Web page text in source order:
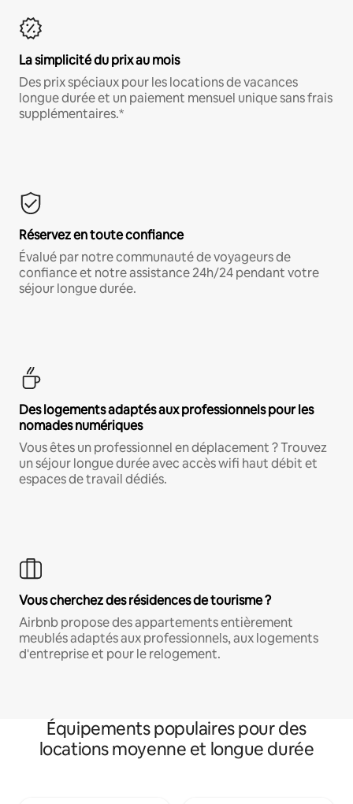
La simplicité du prix au mois
Des prix spéciaux pour les locations de vacances
longue durée et un paiement mensuel unique sans frais
supplémentaires.*
Réservez en toute confiance
Évalué par notre communauté de voyageurs de
confiance et notre assistance 24h/24 pendant votre
séjour longue durée.
Des logements adaptés aux professionnels pour les
nomades numériques
Vous êtes un professionnel en déplacement ? Trouvez
un séjour longue durée avec accès wifi haut débit et
espaces de travail dédiés.
Vous cherchez des résidences de tourisme ?
Airbnb propose des appartements entièrement
meublés adaptés aux professionnels, aux logements
d'entreprise et pour le relogement.
Équipements populaires pour des
locations moyenne et longue durée